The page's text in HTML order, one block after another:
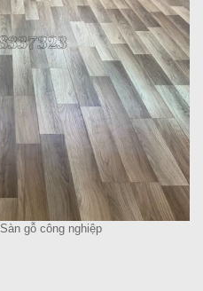
Sàn gỗ công nghiệp